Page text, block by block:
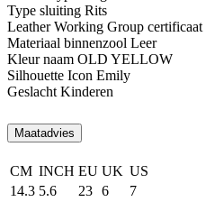
Type sluiting Rits
Leather Working Group certificaat
Materiaal binnenzool Leer
Kleur naam OLD YELLOW
Silhouette Icon Emily
Geslacht Kinderen
Maatadvies
CM INCH EU UK US
14.3 5.6 23 6
7